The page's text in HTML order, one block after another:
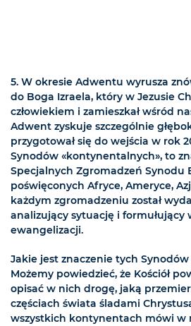
5. W okresie Adwentu wyrusza
do Boga Izraela, który w Jezusie
człowiekiem i zamieszkał wśród
Adwent zyskuje szczególnie
przygotował się do wejścia w rok
Synodów «kontynentalnych», to
Specjalnych Zgromadzeń Synodu
poświęconych Afryce, Ameryce,
każdym zgromadzeniu został
analizujący sytuację i formułujący
ewangelizacji.
Jakie jest znaczenie tych
Możemy powiedzieć, że Kościół
opisać w nich drogę, jaką
częściach świata śladami
wszystkich kontynentach mówi w